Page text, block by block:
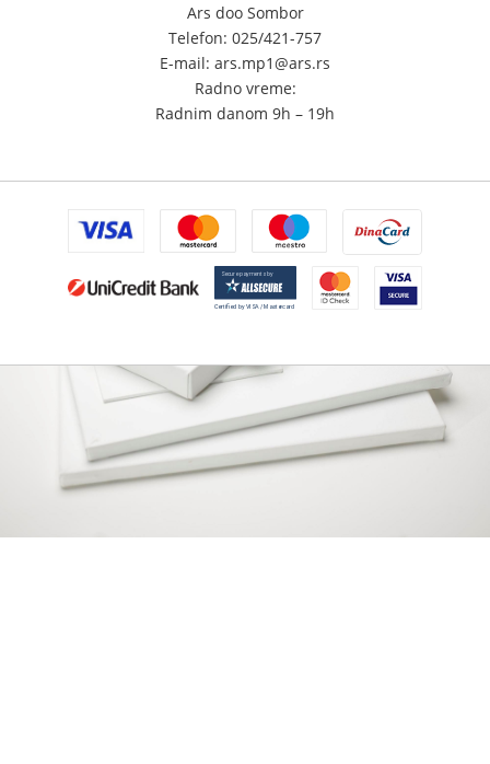
Ars doo Sombor
Telefon: 025/421-757
E-mail: ars.mp1@ars.rs
Radno vreme:
Radnim danom 9h – 19h